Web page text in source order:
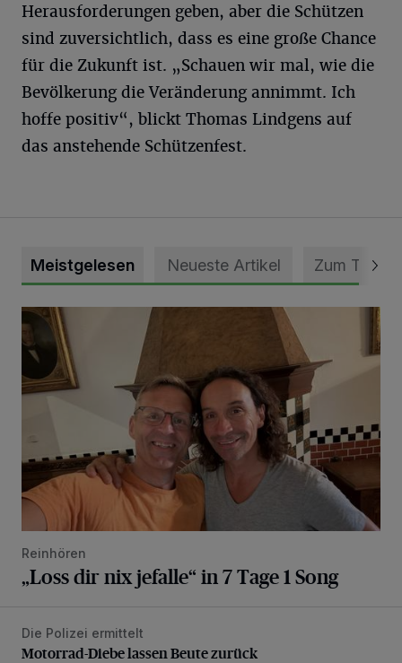
Herausforderungen geben, aber die Schützen
sind zuversichtlich, dass es eine große Chance
für die Zukunft ist. „Schauen wir mal, wie die
Bevölkerung die Veränderung annimmt. Ich
hoffe positiv“, blickt Thomas Lindgens auf
das anstehende Schützenfest.
Meistgelesen Neueste Artikel Zum Thema
„Loss dir nix jefalle“ in 7 Tage 1 Song
Reinhören
„Loss dir nix jefalle“ in 7 Tage 1 Song
Motorrad-Diebe lassen Beute zurück
Die Polizei ermittelt
Motorrad-Diebe lassen Beute zurück